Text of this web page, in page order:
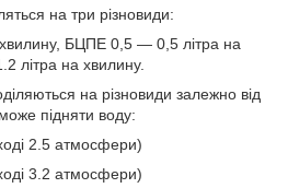
на три різновиди:
БЦПЕ 0,5 — 0,5 літра на
на хвилину.
на різновиди залежно від
підняти воду:
2.5 атмосфери)
3.2 атмосфери)